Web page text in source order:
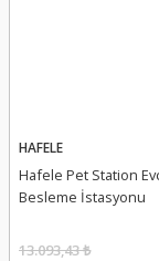
HAFELE
Hafele Pet Station
Besleme İstasyonu
13.093,43 ₺